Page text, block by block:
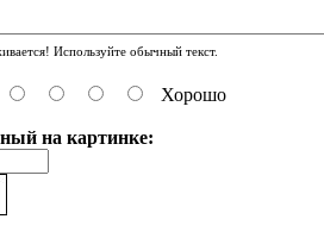
Используйте обычный текст.
Хорошо
на картинке: